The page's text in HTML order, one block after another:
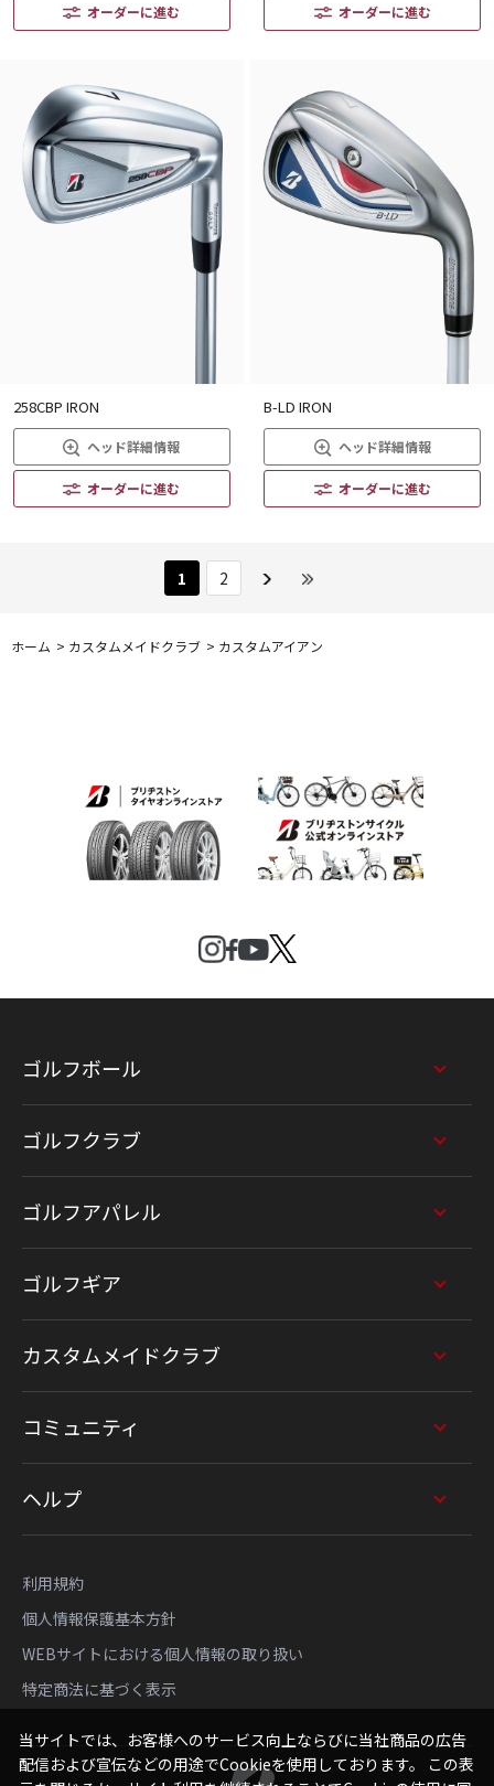
オーダーに進む オーダーに進む
258CBP IRON
ヘッド詳細情報
オーダーに進む
B-LD IRON
ヘッド詳細情報
オーダーに進む
1 2
ホーム > カスタムメイドクラブ > カスタムアイアン
ゴルフボール
ゴルフクラブ
ゴルフアパレル
ゴルフギア
カスタムメイドクラブ
コミュニティ
ヘルプ
利用規約
個人情報保護基本方針
WEBサイトにおける個人情報の取り扱い
特定商法に基づく表示
当サイトでは、お客様へのサービス向上ならびに当社商品の広告
配信および宣伝などの用途でCookieを使用しております。 この表